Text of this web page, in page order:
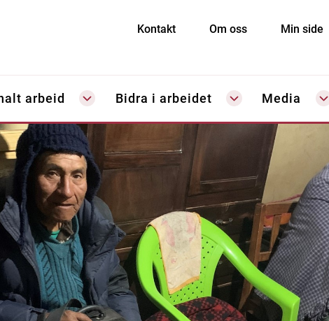
Kontakt Om oss Min side
arbeid Bidra i arbeidet Media